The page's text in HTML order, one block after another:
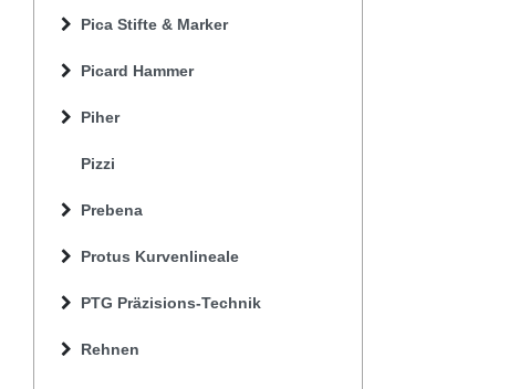
Pica Stifte & Marker
Picard Hammer
Piher
Pizzi
Prebena
Protus Kurvenlineale
PTG Präzisions-Technik
Rehnen